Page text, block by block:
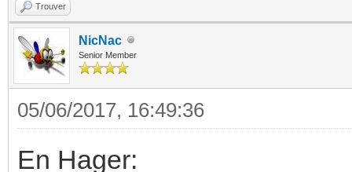
Trouver
NicNac
Senior Member
05/06/2017, 16:49:36
En Hager: